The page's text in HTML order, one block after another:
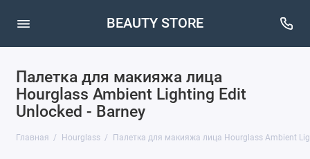
BEAUTY STORE
Палетка для макияжа лица
Hourglass Ambient Lighting Edit
Unlocked - Barney
Главная Hourglass Палетка для макияжа лица Hourglass Ambient